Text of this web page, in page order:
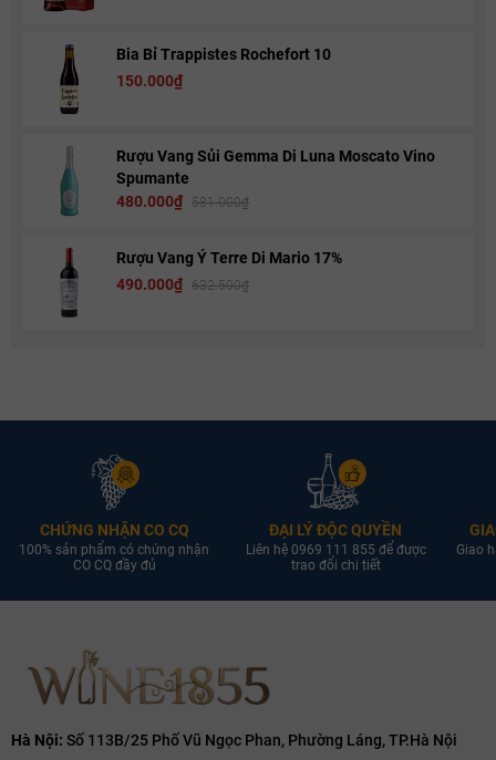
Bia Bỉ Trappistes Rochefort 10
150.000₫
Rượu Vang Sủi Gemma Di Luna Moscato Vino
Spumante
480.000₫ 581.000₫
Rượu Vang Ý Terre Di Mario 17%
490.000₫ 632.500₫
CHỨNG NHẬN CO CQ
100% sản phẩm có chứng nhận
CO CQ đầy đủ
ĐẠI LÝ ĐỘC QUYỀN
Liên hệ 0969 111 855 để được
trao đổi chi tiết
Giao
Hà Nội: Số 113B/25 Phố Vũ Ngọc Phan, Phường Láng, TP.Hà Nội